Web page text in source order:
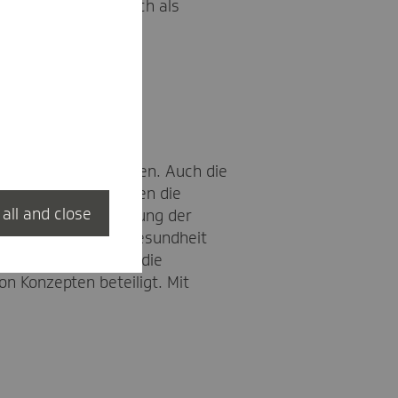
Projekt öffentlich als
auch die
beschlossen. Auch die
an denen die
die Aufrechterhaltung der
die Zentren für Gesundheit
haben wir die
Konzepten beteiligt. Mit
and close